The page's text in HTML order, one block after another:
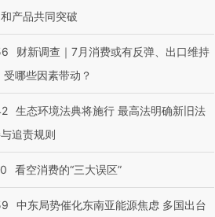
产品共同突破
财新调查｜7月消费或有反弹、出口维持
受哪些因素带动？
生态环境法典将施行 最高法明确新旧法
追责规则
看空消费的“三大误区”
中东局势催化东南亚能源焦虑 多国出台